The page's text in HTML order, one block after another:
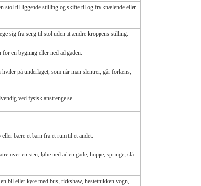
stol til liggende stilling og skifte til og fra knælende eller
sig fra seng til stol uden at ændre kroppens stilling.
en bygning eller ned ad gaden.
på underlaget, som når man slentrer, går forlæns,
ved fysisk anstrengelse.
bære et barn fra et rum til et andet.
over en sten, løbe ned ad en gade, hoppe, springe, slå
bil eller køre med bus, rickshaw, hestetrukken vogn,